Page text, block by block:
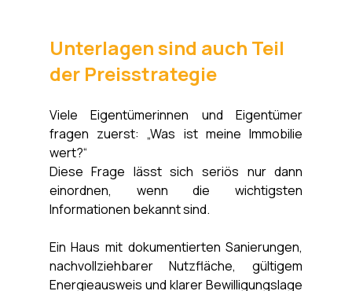
Unterlagen sind auch Teil
der Preisstrategie
Viele Eigentümerinnen und Eigentümer
fragen zuerst: „Was ist meine Immobilie
wert?“
Diese Frage lässt sich seriös nur dann
einordnen, wenn die wichtigsten
Informationen bekannt sind.
Ein Haus mit dokumentierten Sanierungen,
nachvollziehbarer Nutzfläche, gültigem
Energieausweis und klarer Bewilligungslage